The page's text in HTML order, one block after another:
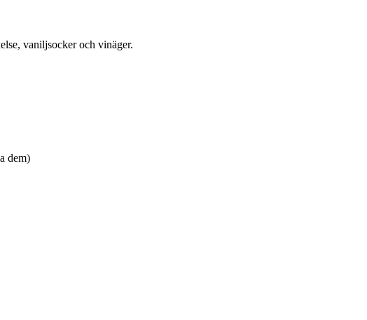
vaniljsocker och vinäger.
dem)